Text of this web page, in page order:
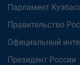
Парламент
Правительство
Официальный
Президент России